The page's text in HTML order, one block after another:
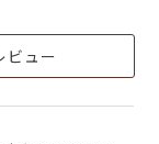
ビュー